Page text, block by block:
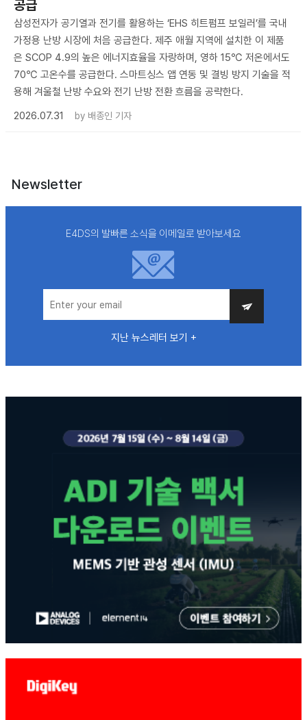
공급
삼성전자가 공기열과 전기를 활용하는 ‘EHS 히트펌프 보일러’를 국내
가정용 난방 시장에 처음 공급한다. 제주 애월 지역에 설치한 이 제품
은 SCOP 4.9의 높은 에너지효율을 자랑하며, 영하 15℃ 저온에서도
70℃ 고온수를 공급한다. 스마트싱스 앱 연동 및 결빙 방지 기술을 적
용해 겨울철 난방 수요와 전기 난방 전환 흐름을 공략한다.
2026.07.31
by 배종인 기자
Newsletter
E4DS의 발빠른 소식을 이메일로 받아보세요
지난 뉴스레터 보기 +